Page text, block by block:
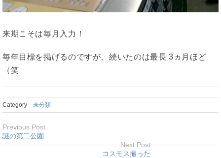
来期こそは毎月入力！
毎年目標を掲げるのですが、続いたのは最長 3ヵ月ほど
（笑
Category 未分類
Previous Post
謎の第二公園
Next Post
コスモス撮った